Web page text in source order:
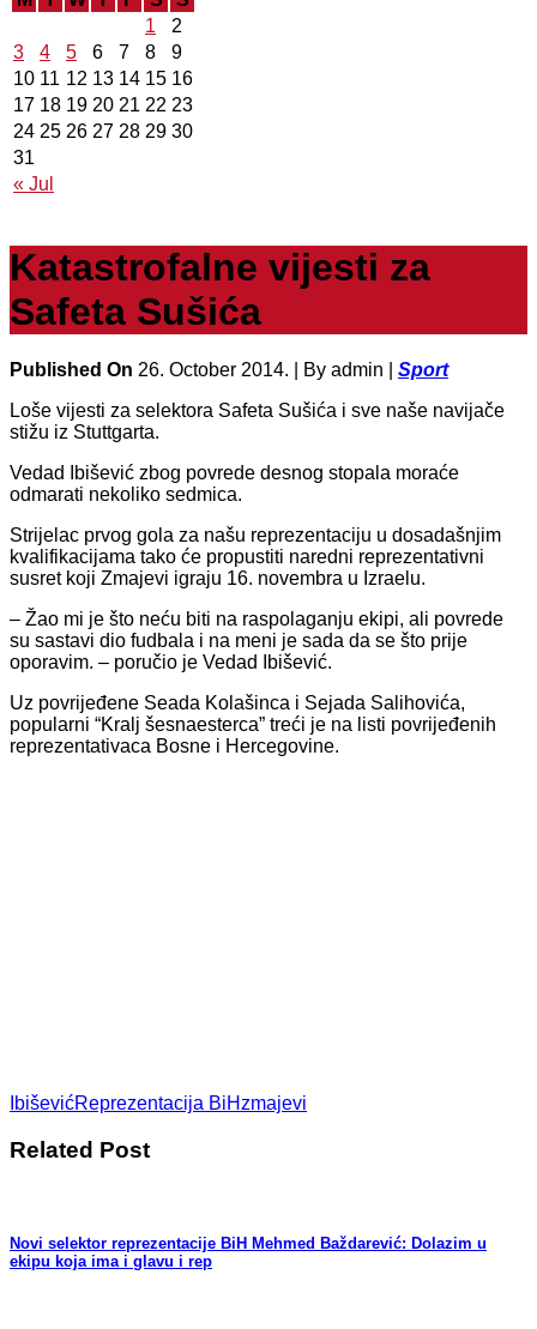
« Jul
1
2
3
4 5 6 7 8
9
10 11 12 13 14 15 16
17 18 19 20 21 22 23
24 25 26 27 28 29 30
31
Katastrofalne vijesti za
Safeta Sušića
Published On 26. October 2014. | By admin | Sport
Loše vijesti za selektora Safeta Sušića i sve naše navijače
stižu iz Stuttgarta.
Vedad Ibišević zbog povrede desnog stopala moraće
odmarati nekoliko sedmica.
Strijelac prvog gola za našu reprezentaciju u dosadašnjim
kvalifikacijama tako će propustiti naredni reprezentativni
susret koji Zmajevi igraju 16. novembra u Izraelu.
– Žao mi je što neću biti na raspolaganju ekipi, ali povrede
su sastavi dio fudbala i na meni je sada da se što prije
oporavim. – poručio je Vedad Ibišević.
Uz povrijeđene Seada Kolašinca i Sejada Salihovića,
popularni “Kralj šesnaesterca” treći je na listi povrijeđenih
reprezentativaca Bosne i Hercegovine.
IbiševićReprezentacija BiHzmajevi
Related Post
Novi selektor reprezentacije BiH Mehmed Baždarević: Dolazim u
ekipu koja ima i glavu i rep